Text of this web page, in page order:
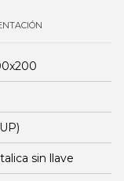
sin llave